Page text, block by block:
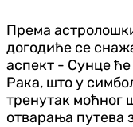
Према
догодиће се
аспект - Сунце ће
Рака, што у
тренутак моћног
отварања путева